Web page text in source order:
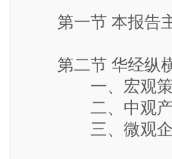
第一节 本报告主
第二节 华经纵横
一、宏观策
二、中观产
三、微观企